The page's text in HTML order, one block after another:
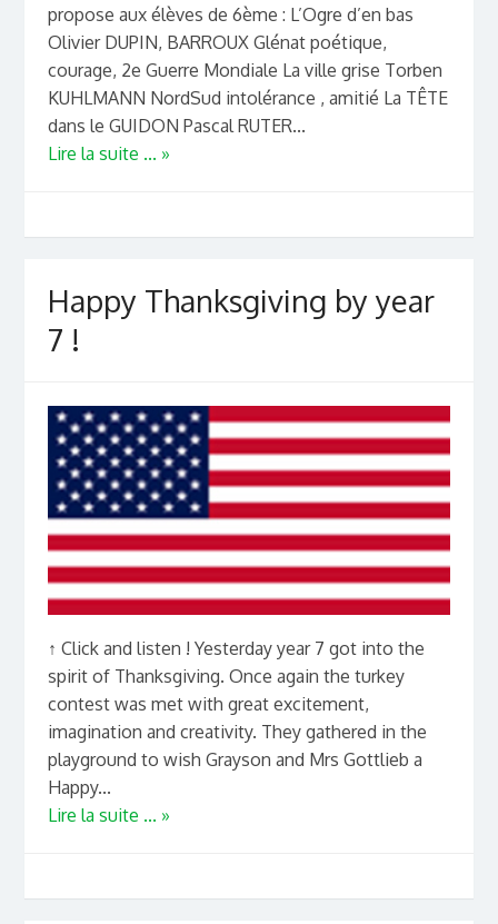
propose aux élèves de 6ème : L’Ogre d’en bas
Olivier DUPIN, BARROUX Glénat poétique,
courage, 2e Guerre Mondiale La ville grise Torben
KUHLMANN NordSud intolérance , amitié La TÊTE
dans le GUIDON Pascal RUTER...
Lire la suite ... »
Happy Thanksgiving by year
7 !
↑ Click and listen ! Yesterday year 7 got into the
spirit of Thanksgiving. Once again the turkey
contest was met with great excitement,
imagination and creativity. They gathered in the
playground to wish Grayson and Mrs Gottlieb a
Happy...
Lire la suite ... »